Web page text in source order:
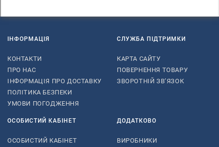
ІНФОРМАЦІЯ
КОНТАКТИ
ПРО НАС
ІНФОРМАЦІЯ ПРО ДОСТАВКУ
ПОЛІТИКА БЕЗПЕКИ
УМОВИ ПОГОДЖЕННЯ
СЛУЖБА ПІДТРИМКИ
КАРТА САЙТУ
ПОВЕРНЕННЯ ТОВАРУ
ЗВОРОТНІЙ ЗВ’ЯЗОК
ОСОБИСТИЙ КАБІНЕТ
ОСОБИСТИЙ КАБІНЕТ
ДОДАТКОВО
ВИРОБНИКИ